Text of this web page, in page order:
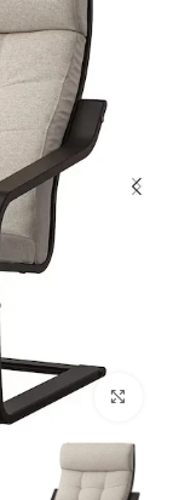
بزرگنمایی تصویر